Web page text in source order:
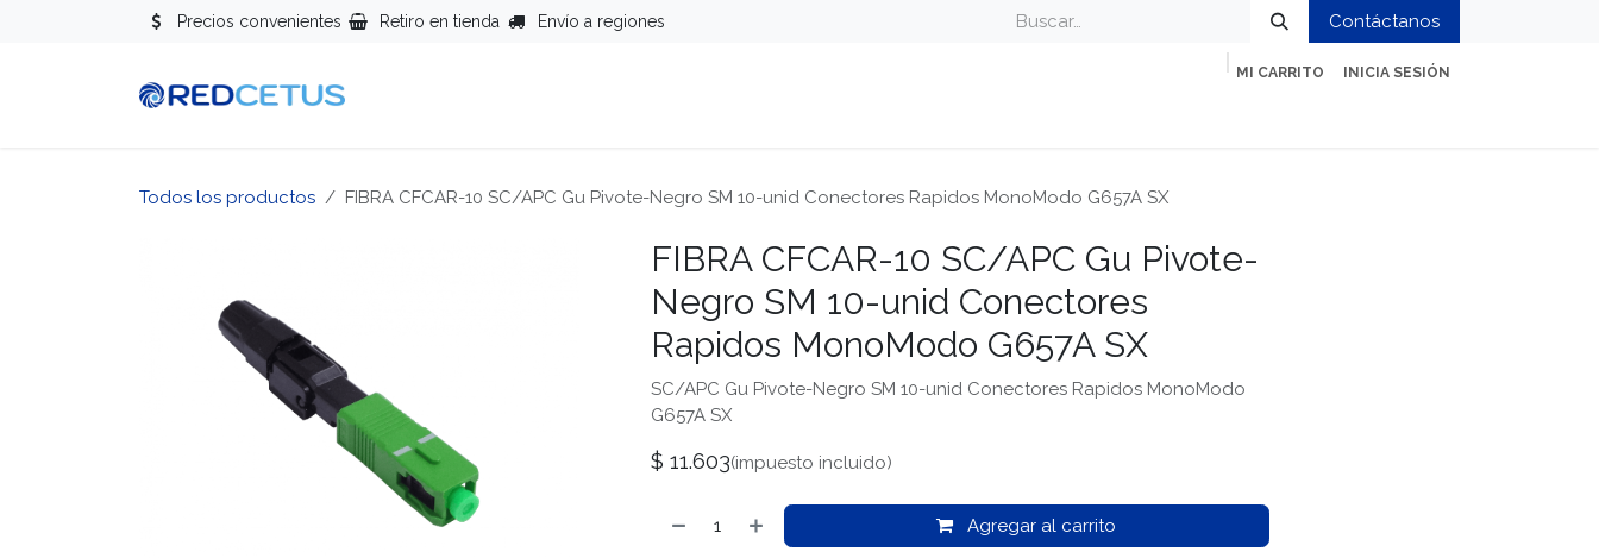
Precios convenientes Retiro en tienda Envío a regiones Contáctanos
MI CARRITO INICIA SESIÓN
Todos los productos FIBRA CFCAR-10 SC/APC Gu Pivote-Negro SM 10-unid Conectores Rapidos MonoModo G657A SX
FIBRA CFCAR-10 SC/APC Gu Pivote-
Negro SM 10-unid Conectores
Rapidos MonoModo G657A SX
SC/APC Gu Pivote-Negro SM 10-unid Conectores Rapidos MonoModo
G657A SX
$ 11.603(impuesto incluido)
Agregar al carrito